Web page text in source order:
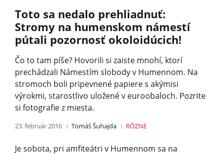
Toto sa nedalo prehliadnuť:
Stromy na humenskom námestí
pútali pozornosť okoloidúcich!
Čo to tam píše? Hovorili si zaiste mnohí, ktorí
prechádzali Námestím slobody v Humennom. Na
stromoch boli pripevnené papiere s akýmisi
výrokmi, starostlivo uložené v euroobaloch. Pozrite
si fotografie z miesta.
23. február 2016 Tomáš Šuhajda RÔZNE
Je sobota, pri amfiteátri v Humennom sa na